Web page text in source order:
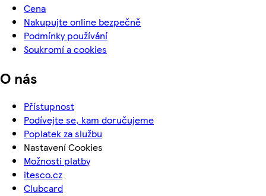
Cena
Nakupujte online bezpečně
Podmínky používání
Soukromí a cookies
O nás
Přístupnost
Podívejte se, kam doručujeme
Poplatek za službu
Nastavení Cookies
Možnosti platby
itesco.cz
Clubcard